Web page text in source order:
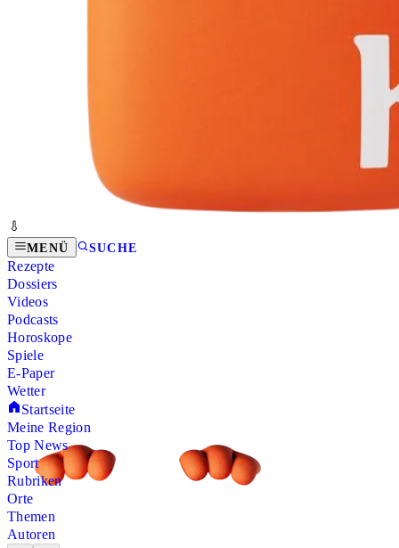
MENÜ SUCHE
Rezepte
Dossiers
Videos
Podcasts
Horoskope
Spiele
E-Paper
Wetter
Startseite
Meine Region
Top News
Sport
Rubriken
Orte
Themen
Autoren